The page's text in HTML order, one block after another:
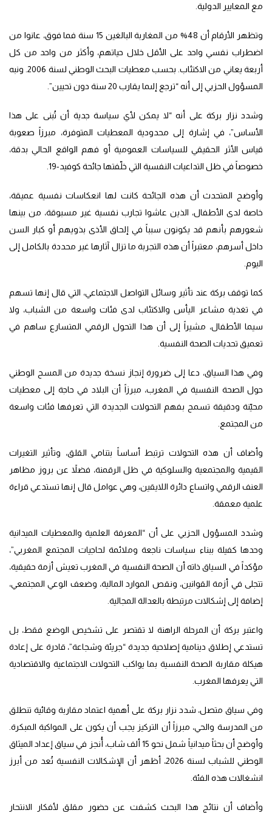
مع المعايير الدولية.
وتظهر الأرقام أن 48% من المغاربة البالغين 15 سنة فما فوق، عانوا من
اضطراب نفسي واحد على الأقل خلال حياتهم، وأكثر من واحد من كل
أربعة يعاني من الاكتئاب. بحسب معطيات البحث الوطني لسنة 2006. ونبه
المسؤول الحزبي إلى أنه “ترجع إلىما يقارب 20 سنة دون تحيين”.
وشدد نزار بركة على أنه “لا يمكن لأي سياسة جدية أن تُبنى على هذا
الأساس”، في إشارة إلى محدودية المعطيات المتوفرة، مبرزاً صعوبة
قياس الأثر الحقيقي للسياسات العمومية أو فهم الواقع الحالي بدقة،
خصوصاً في ظل التداعيات النفسية التي خلّفتها جائحة كوفيد-19.
وأوضح المتحدث أن هذه الجائحة كانت لها انعكاسات نفسية عميقة،
خاصة لدى الأطفال، الذين عاشوا تجارب نفسية غير مسبوقة، من بينها
شعورهم بأنهم قد يكونون سبباً في إلحاق الأذى بذويهم أو كبار السن
داخل أسرهم، معتبراً أن هذه التجربة ما تزال آثارها غير محددة بالكامل إلى
اليوم.
كما توقف بركة عند تأثير وسائل التواصل الاجتماعي، التي قال إنها تسهم
في تغذية مشاعر اليأس والاكتئاب لدى فئات واسعة من الشباب، ولا
سيما الأطفال، مشيراً إلى أن هذا التحول الرقمي المتسارع ساهم في
تعميق تحديات الصحة النفسية.
وفي هذا السياق، دعا إلى ضرورة إنجاز نسخة جديدة من المسح الوطني
حول الصحة النفسية في المغرب، مبرزاً أن البلاد في حاجة إلى معطيات
محيّنة ودقيقة تسمح بفهم التحولات الجديدة التي تعرفها فئات واسعة
من المجتمع.
وأضاف أن هذه التحولات ترتبط أساساً بتنامي القلق، وتأثير التغيرات
القيمية والمجتمعية والسلوكية في ظل الرقمنة، فضلاً عن بروز مظاهر
العنف الرقمي واتساع دائرة اللايقين، وهي عوامل قال إنها تستدعي قراءة
علمية معمقة.
وشدد المسؤول الحزبي على أن “المعرفة العلمية والمعطيات الميدانية
وحدها كفيلة ببناء سياسات ناجعة وملائمة لحاجيات المجتمع المغربي”،
مؤكداً في السياق ذاته أن الصحة النفسية في المغرب تعيش أزمة حقيقية،
تتجلى في أزمة القوانين، ونقص الموارد المالية، وضعف الوعي المجتمعي،
إضافة إلى إشكالات مرتبطة بالعدالة المجالية.
واعتبر بركة أن المرحلة الراهنة لا تقتصر على تشخيص الوضع فقط، بل
تستدعي إطلاق دينامية إصلاحية جديدة “جريئة وشجاعة”، قادرة على إعادة
هيكلة مقاربة الصحة النفسية بما يواكب التحولات الاجتماعية والاقتصادية
التي يعرفها المغرب.
وفي سياق متصل، شدد نزار بركة على أهمية اعتماد مقاربة وقائية تنطلق
من المدرسة والحي، مبرزاً أن التركيز يجب أن يكون على المواكبة المبكرة.
وأوضح أن بحثاً ميدانياً شمل نحو 15 ألف شاب، أُنجز في سياق إعداد الميثاق
الوطني للشباب لسنة 2026، أظهر أن الإشكالات النفسية تُعد من أبرز
انشغالات هذه الفئة.
وأضاف أن نتائج هذا البحث كشفت عن حضور مقلق لأفكار الانتحار